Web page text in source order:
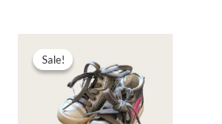
Sale!
Sale!
hind
oli:
9,90 €.
on:
5,00 €.